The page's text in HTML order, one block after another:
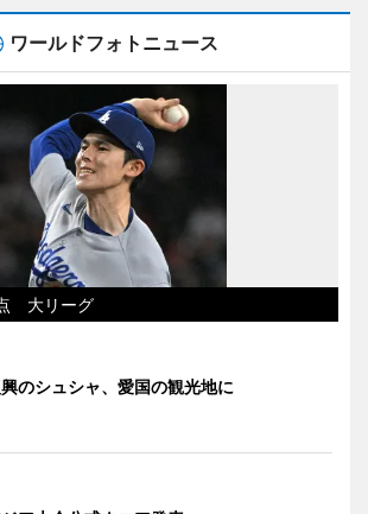
ワールドフォトニュース
大リーグ
のシュシャ、愛国の観光地に